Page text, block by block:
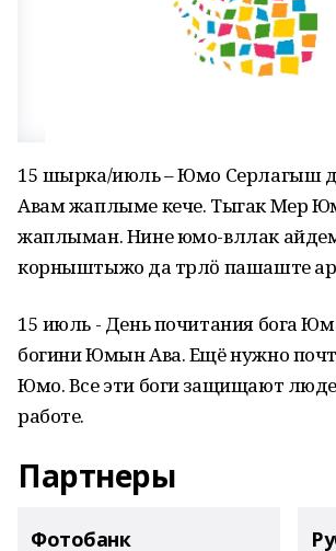
15 шырка/июль – Юмо Серлагыш
Авам жаплыме кече. Тыгак Мер
жаплыман. Нине юмо-вллак
корныштыжо да тӱрлӧ пашаште
15 июль - День почитания бога
богини Юмын Ава. Ещё нужно
Юмо. Все эти боги защищают
работе.
Партнеры
Фотобанк